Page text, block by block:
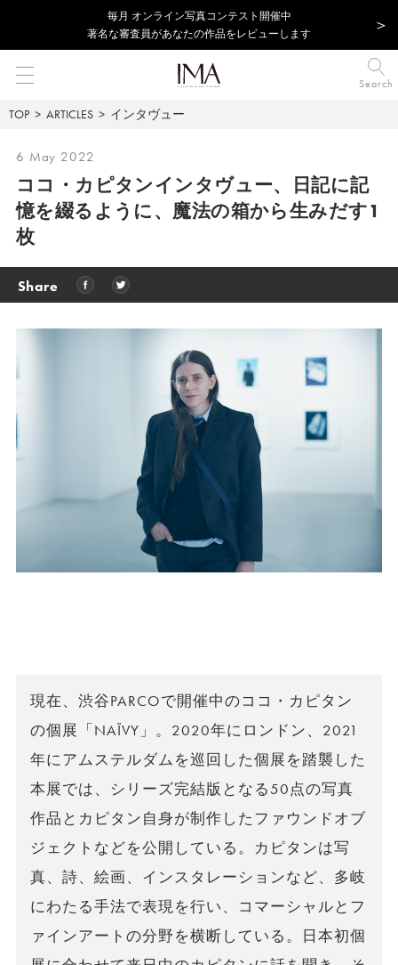
毎⽉ オンライン写真コンテスト開催中
著名な審査員があなたの作品をレビューします
Search
TOP ARTICLES インタヴュー
6 May 2022
ココ・カピタンインタヴュー、
日記に記
憶を綴るように、魔法の箱から生みだす1
枚
Share
現在、渋谷PARCOで開催中のココ・カピタン
の個展「NAÏVY」。2020年にロンドン、2021
年にアムステルダムを巡回した個展を踏襲した
本展では、シリーズ完結版となる50点の写真
作品とカピタン自身が制作したファウンドオブ
ジェクトなどを公開している。カピタンは写
真、詩、絵画、インスタレーションなど、多岐
にわたる手法で表現を行い、コマーシャルとフ
ァインアートの分野を横断している。日本初個